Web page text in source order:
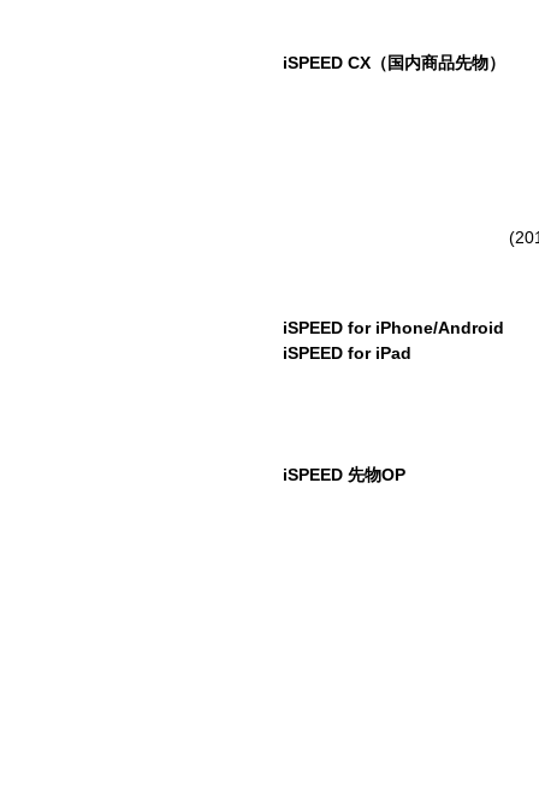
iSPEED CX（国内商品先物）
iSPEED for iPhone/Android
iSPEED for iPad
iSPEED 先物OP